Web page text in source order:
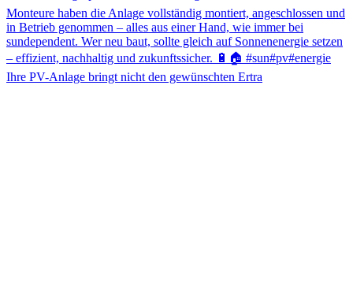
Ihre PV-Anlage bringt nicht den gewünschten Ertra